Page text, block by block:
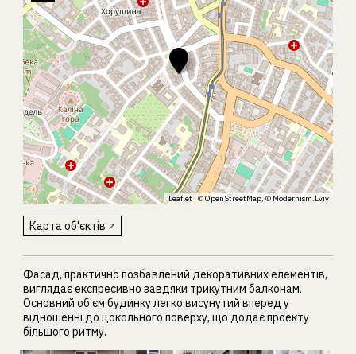
Leaflet| ©OpenStreetMap, ©Modernism.Lviv
Карта об'єктів
Фасад, практично позбавлений декоративних елементів,
виглядає експресивно завдяки трикутним балконам.
Основний об’єм будинку легко висунутий вперед у
відношенні до цокольного поверху, що додає проекту
більшого ритму.